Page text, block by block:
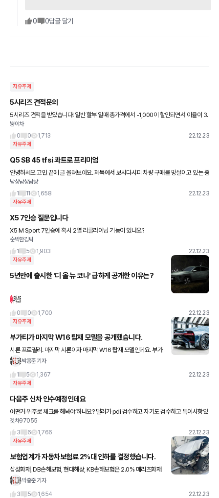
0 0답글 달기
자유주제
5시리즈 견적문의
5시리즈 견적을 받았습니다! 일반 할부 일때 총가격에서 -1,000이 할인되면서 이율이 3.
7 가정하면 스마트 할부 사용시 -250만원이 할인금액에서 제외되고 할부 이자율이 줄어
야 하는게 맞죠 ?!
뿡이차
0
0 1,713 22.12.23
자유주제
Q5 SB 45 tfsi 콰트로 프리미엄
안녕하세요 고민 끝에 글 올려보아요. 제목에서 보시다시피 차량 구매를 망설이고 있는 중
인데 차가 외관은 이쁜데 내부가 너무 별로더라구요... 5일 내로 출고 가능한 상황인데 다
들 어떻게 생각하시나요
남상남상남상
1
11 1,658 22.12.23
자유주제
X5 7인승 질문입니다
X5 M Sport 7인승에 혹시 2열 리클라이닝 기능이 있나요?
순박한김씨
1
5 1,903 22.12.23
자유주제
5년만에 출시한 '디 올 뉴 코나' 급하게 공개한 이유는?
0 0 1,700 22.12.23
자유주제
부가티가 마지막 W16 탑재 모델을 공개했습니다.
시론 프로필리. 마지막 시론이자 마지막 W16 탑재 모델인데요. 부가
티는 모두에게 동등한(?) 구입 기회를 주기 위해 이 차를 오는 2월 1
박홍준 기자
1
5 1,367 22.12.23
자유주제
다음주 신차 인수예정인데요
어떤거 위주로 체크를 해봐야 하나요? 딜러가 pdi 검수하고 자기도 검수하고 특이사항있
으면 얀락준다고... 원하면 와서 보고 결정하면 된다고 하네요 딜러 말로는 프로모션하고
80정도 남는걸로
겟차97055
3
6 1,766 22.12.23
자유주제
보험업계가 자동차보험료 2%대 인하를 결정했습니다.
삼성화재, DB손해보험, 현대해상, KB손해보험은 2.0% 메리츠화재
는 2.5%, 롯데손해보험은 2.9%를 내리네요. 내년 1월부터라니까
박홍준 기자
3
5 1,654 22.12.23